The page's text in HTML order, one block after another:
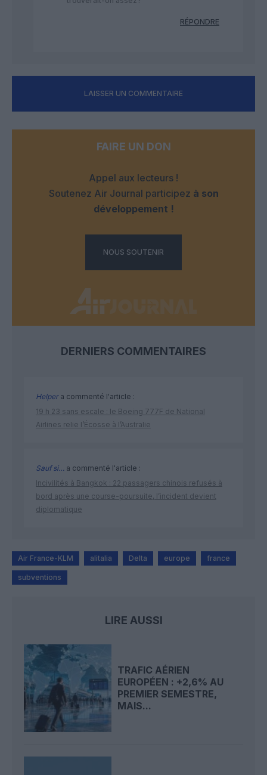
RÉPONDRE
LAISSER UN COMMENTAIRE
FAIRE UN DON
Appel aux lecteurs !
Soutenez Air Journal participez à son
développement !
NOUS SOUTENIR
DERNIERS COMMENTAIRES
Helpera commenté l'article :
19 h 23 sans escale : le Boeing 777F de National
Airlines relie l’Écosse à l’Australie
Sauf si… a commenté l'article :
Incivilités à Bangkok : 22 passagers chinois refusés à
bord après une course-poursuite, l’incident devient
diplomatique
Air France-KLM alitalia Delta europe france
subventions
LIRE AUSSI
TRAFIC AÉRIEN
EUROPÉEN : +2,6% AU
PREMIER SEMESTRE,
MAIS...